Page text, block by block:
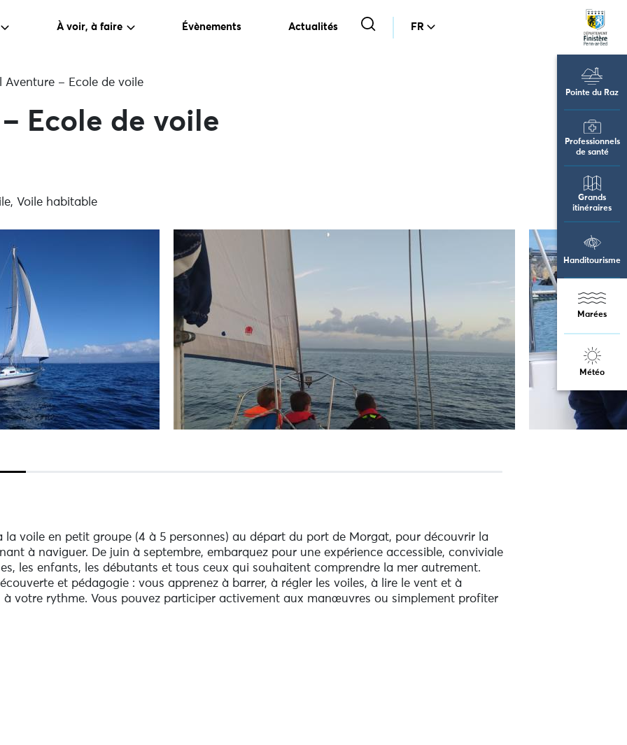
À voir, à faire Évènements Actualités FR
Pointe du Raz
Professionnels
de santé
Grands
itinéraires
Handitourisme
Marées
Météo
Aventure – Ecole de voile
Ecole de voile
Voile habitable
la voile en petit groupe (4 à 5 personnes) au départ du port de Morgat, pour découvrir la
à naviguer. De juin à septembre, embarquez pour une expérience accessible, conviviale
les enfants, les débutants et tous ceux qui souhaitent comprendre la mer autrement.
et pédagogie : vous apprenez à barrer, à régler les voiles, à lire le vent et à
à votre rythme. Vous pouvez participer activement aux manœuvres ou simplement profiter